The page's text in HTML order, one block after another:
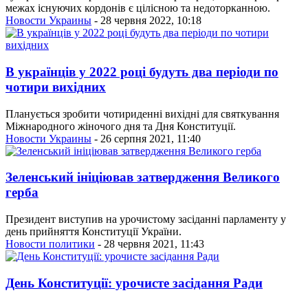
межах існуючих кордонів є цілісною та недоторканною.
Новости Украины - 28 червня 2022, 10:18
В українців у 2022 році будуть два періоди по
чотири вихідних
Планується зробити чотириденні вихідні для святкування
Міжнародного жіночого дня та Дня Конституції.
Новости Украины - 26 серпня 2021, 11:40
Зеленський ініціював затвердження Великого
герба
Президент виступив на урочистому засіданні парламенту у
день прийняття Конституції України.
Новости политики - 28 червня 2021, 11:43
День Конституції: урочисте засідання Ради